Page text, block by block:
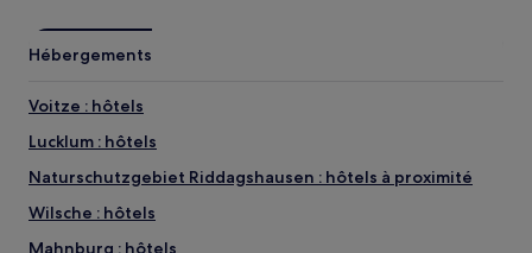
Hébergements
Voitze : hôtels
Lucklum : hôtels
Naturschutzgebiet Riddagshausen : hôtels à proximité
Wilsche : hôtels
Mahnburg : hôtels